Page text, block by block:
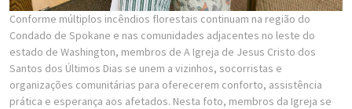
Conforme múltiplos incêndios florestais continuam na região do
Condado de Spokane e nas comunidades adjacentes no leste do
estado de Washington, membros de A Igreja de Jesus Cristo dos
Santos dos Últimos Dias se unem a vizinhos, socorristas e
organizações comunitárias para oferecerem conforto, assistência
prática e esperança aos afetados. Nesta foto, membros da Igreja se